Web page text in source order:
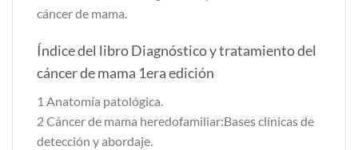
cáncer de mama.
Índice del libro Diagnóstico y tratamiento del
cáncer de mama 1era edición
1 Anatomía patológica.
2 Cáncer de mama heredofamiliar:Bases clínicas de
detección y abordaje.